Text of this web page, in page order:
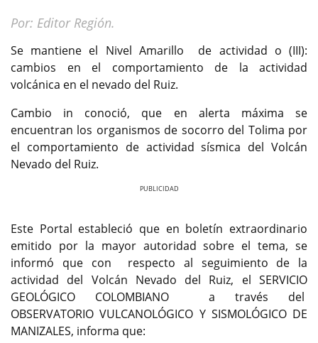
Por: Editor Región.
Se mantiene el Nivel Amarillo de actividad o (III):
cambios en el comportamiento de la actividad
volcánica en el nevado del Ruiz.
Cambio in conoció, que en alerta máxima se
encuentran los organismos de socorro del Tolima por
el comportamiento de actividad sísmica del Volcán
Nevado del Ruiz.
Este Portal estableció que en boletín extraordinario
emitido por la mayor autoridad sobre el tema, se
informó que con respecto al seguimiento de la
actividad del Volcán Nevado del Ruiz, el SERVICIO
GEOLÓGICO COLOMBIANO a través del
OBSERVATORIO VULCANOLÓGICO Y SISMOLÓGICO DE
MANIZALES, informa que: